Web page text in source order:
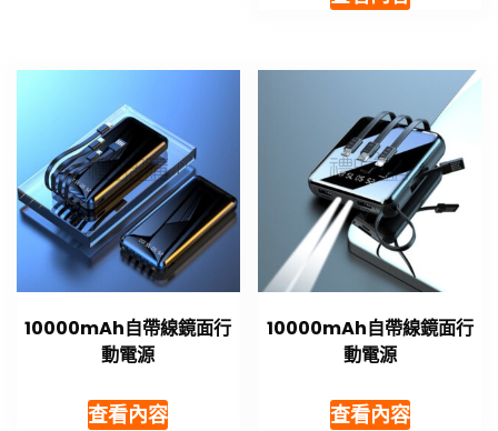
10000mAh自帶線鏡面行
動電源
查看內容
10000mAh自帶線鏡面行
動電源
查看內容